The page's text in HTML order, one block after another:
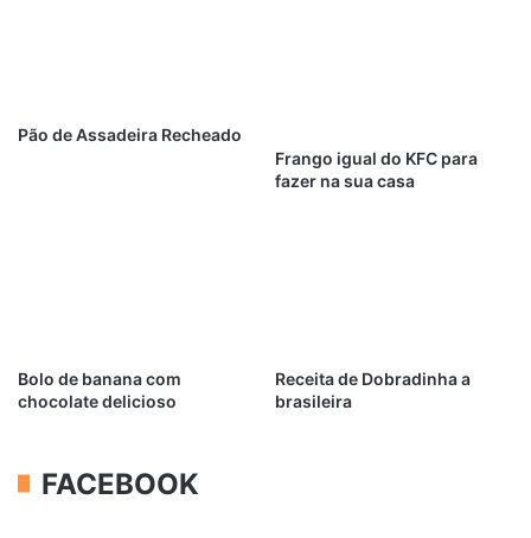
Pão de Assadeira Recheado
Frango igual do KFC para
fazer na sua casa
Bolo de banana com
chocolate delicioso
Receita de Dobradinha a
brasileira
FACEBOOK